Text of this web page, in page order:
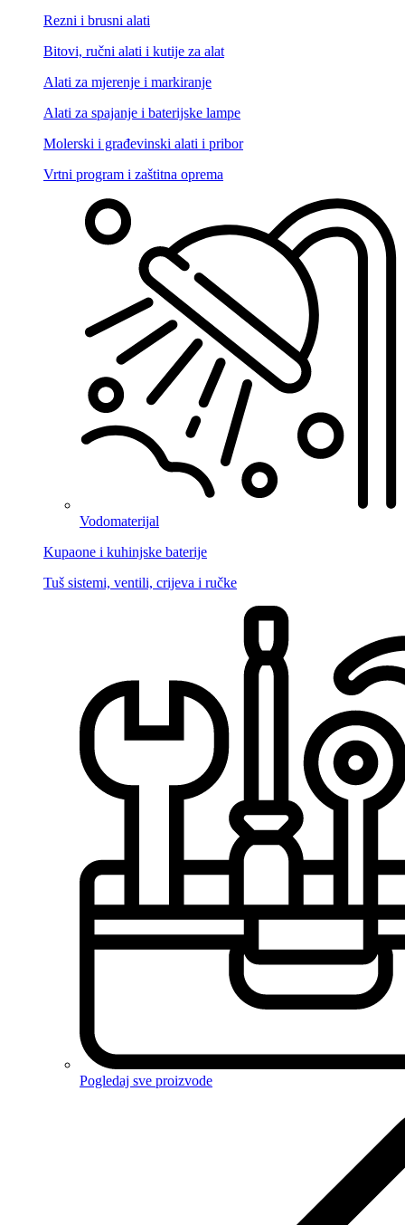
Rezni i brusni alati
Bitovi, ručni alati i kutije za alat
Alati za mjerenje i markiranje
Alati za spajanje i baterijske lampe
Molerski i građevinski alati i pribor
Vrtni program i zaštitna oprema
Vodomaterijal
Kupaone i kuhinjske baterije
Tuš sistemi, ventili, crijeva i ručke
Pogledaj sve proizvode